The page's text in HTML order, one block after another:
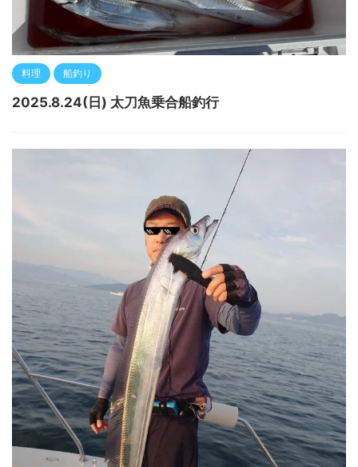
料理 船釣り
2025.8.24(日) 太刀魚乗合船釣行